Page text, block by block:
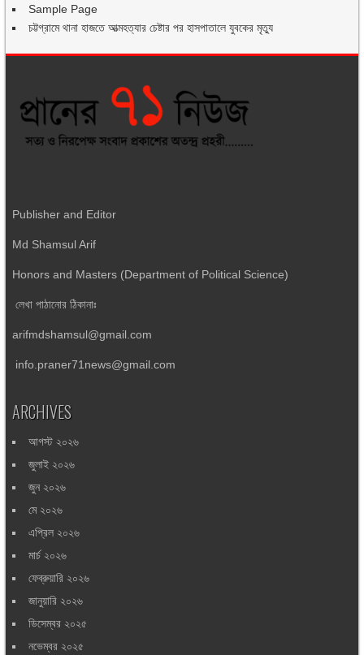
Sample Page
চট্টগ্রামে থানা হাজতে আত্মহত্যার চেষ্টার পর হাসপাতালে যুবকের মৃত্যু
Publisher and Editor
Md Shamsul Arif
Honors and Masters (Department of Political Science)
লেখা পাঠানোর ঠিকানাঃ
arifmdshamsul@gmail.com
info.praner71news@gmail.com
ARCHIVES
আগস্ট ২০২৬
জুলাই ২০২৬
জুন ২০২৬
মে ২০২৬
এপ্রিল ২০২৬
মার্চ ২০২৬
ফেব্রুয়ারি ২০২৬
জানুয়ারি ২০২৬
ডিসেম্বর ২০২৫
নভেম্বর ২০২৫